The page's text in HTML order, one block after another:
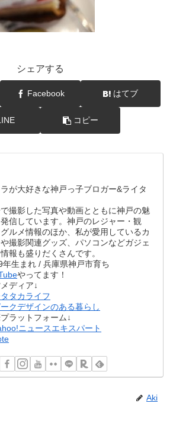
シェアする
Facebook はてブ
コピー
が大好きな神戸っ子ブロガー&ライタ
撮影した写真や動画とともに神戸の魅
信しています。神戸のレジャー・観
ルメ情報のほか、私が愛用しているカ
や撮影関連グッズ、パソコンなどガジェ
報も盛りだくさんです。
年生まれ / 兵庫県神戸市育ち
やってます！
ディア↓
タカライフ
ークデザインのある暮らし
ラットフォーム↓
ニュースエキスパート
Aki